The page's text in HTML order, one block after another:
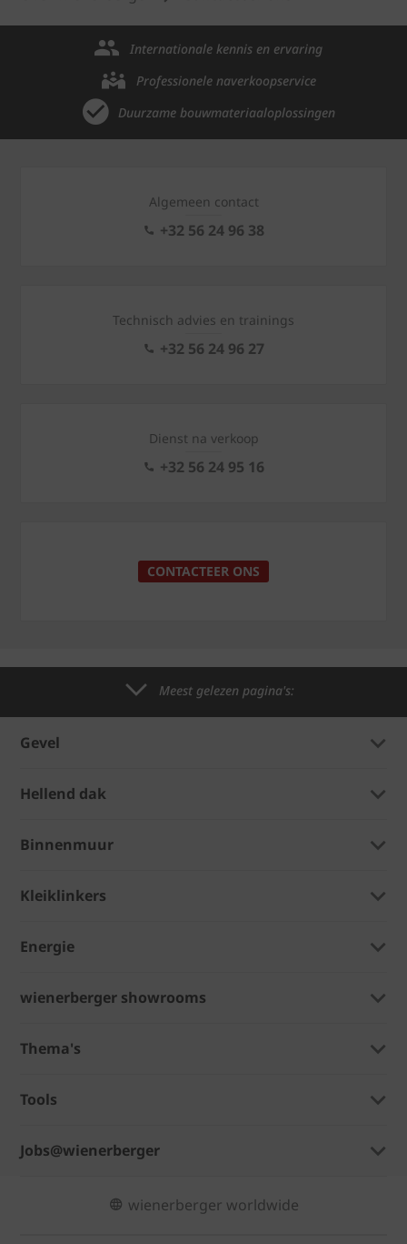
Internationale kennis en ervaring
Professionele naverkoopservice
Duurzame bouwmateriaaloplossingen
Algemeen contact
+32 56 24 96 38
Technisch advies en trainings
+32 56 24 96 27
Dienst na verkoop
+32 56 24 95 16
CONTACTEER ONS
Meest gelezen pagina's:
Gevel
Hellend dak
Binnenmuur
Kleiklinkers
Energie
wienerberger showrooms
Thema's
Tools
Jobs@wienerberger
wienerberger worldwide